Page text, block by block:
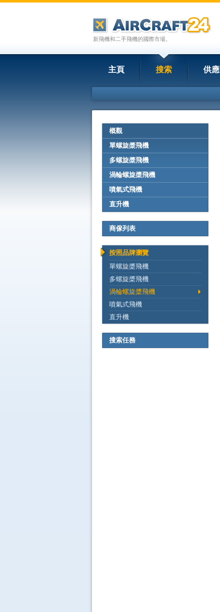
新飛機和二手飛機的國際市場。
主頁 搜索 供應
概觀
單螺旋槳飛機
多螺旋槳飛機
渦輪螺旋槳飛機
噴氣式飛機
直升機
商傢列表
按照品牌瀏覽
單螺旋槳飛機
多螺旋槳飛機
渦輪螺旋槳飛機
噴氣式飛機
直升機
搜索任務